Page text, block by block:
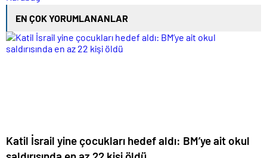
EN ÇOK YORUMLANANLAR
Katil İsrail yine çocukları hedef aldı: BM’ye ait okul